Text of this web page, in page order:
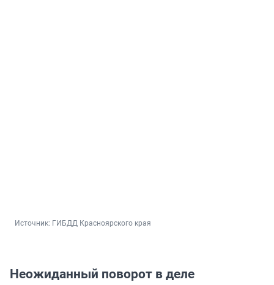
Источник: ГИБДД Красноярского края
Неожиданный поворот в деле